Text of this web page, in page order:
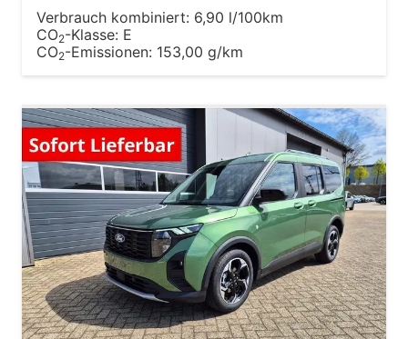
Verbrauch kombiniert: 6,90 l/100km
CO2-Klasse: E
CO2-Emissionen: 153,00 g/km